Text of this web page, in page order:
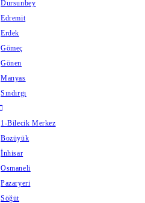
Dursunbey
Edremit
Erdek
Gömeç
Gönen
Manyas
Sındırgı
1-Bilecik Merkez
Bozüyük
İnhisar
Osmaneli
Pazaryeri
Söğüt